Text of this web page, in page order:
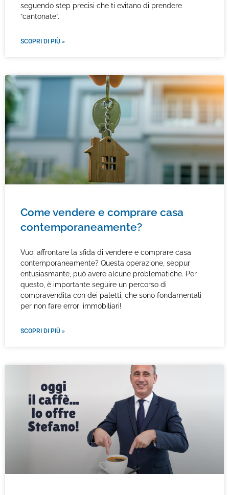
seguendo step precisi che ti evitano di prendere
“cantonate”.
SCOPRI DI PIÙ »
Come vendere e comprare casa
contemporaneamente?
Vuoi affrontare la sfida di vendere e comprare casa
contemporaneamente? Questa operazione, seppur
entusiasmante, può avere alcune problematiche. Per
questo, è importante seguire un percorso di
compravendita con dei paletti, che sono fondamentali
per non fare errori immobiliari!
SCOPRI DI PIÙ »